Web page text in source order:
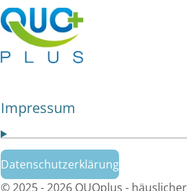
Impressum
Datenschutzerklärung
© 2025 - 2026 QUOplus -